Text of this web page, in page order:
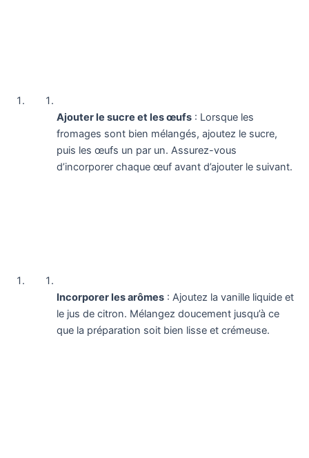
Ajouter le sucre et les œufs: Lorsque les
fromages sont bien mélangés, ajoutez le sucre,
puis les œufs un par un. Assurez-vous
d’incorporer chaque œuf avant d’ajouter le suivant.
Incorporer les arômes: Ajoutez la vanille liquide et
le jus de citron. Mélangez doucement jusqu’à ce
que la préparation soit bien lisse et crémeuse.